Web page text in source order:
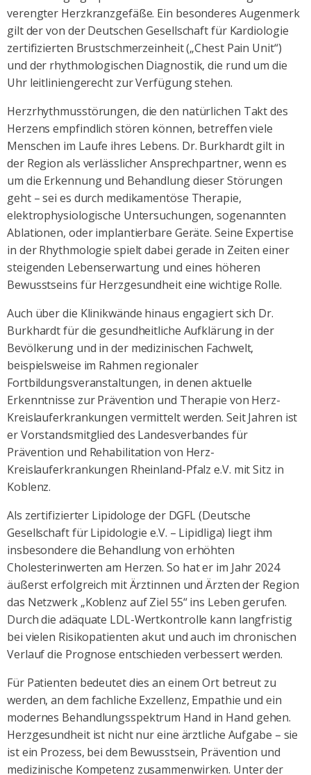
verengter Herzkranzgefäße. Ein besonderes Augenmerk
gilt der von der Deutschen Gesellschaft für Kardiologie
zertifizierten Brustschmerzeinheit („Chest Pain Unit“)
und der rhythmologischen Diagnostik, die rund um die
Uhr leitliniengerecht zur Verfügung stehen.
Herzrhythmusstörungen, die den natürlichen Takt des
Herzens empfindlich stören können, betreffen viele
Menschen im Laufe ihres Lebens. Dr. Burkhardt gilt in
der Region als verlässlicher Ansprechpartner, wenn es
um die Erkennung und Behandlung dieser Störungen
geht – sei es durch medikamentöse Therapie,
elektrophysiologische Untersuchungen, sogenannten
Ablationen, oder implantierbare Geräte. Seine Expertise
in der Rhythmologie spielt dabei gerade in Zeiten einer
steigenden Lebenserwartung und eines höheren
Bewusstseins für Herzgesundheit eine wichtige Rolle.
Auch über die Klinikwände hinaus engagiert sich Dr.
Burkhardt für die gesundheitliche Aufklärung in der
Bevölkerung und in der medizinischen Fachwelt,
beispielsweise im Rahmen regionaler
Fortbildungsveranstaltungen, in denen aktuelle
Erkenntnisse zur Prävention und Therapie von Herz-
Kreislauferkrankungen vermittelt werden. Seit Jahren ist
er Vorstandsmitglied des Landesverbandes für
Prävention und Rehabilitation von Herz-
Kreislauferkrankungen Rheinland-Pfalz e.V. mit Sitz in
Koblenz.
Als zertifizierter Lipidologe der DGFL (Deutsche
Gesellschaft für Lipidologie e.V. – Lipidliga) liegt ihm
insbesondere die Behandlung von erhöhten
Cholesterinwerten am Herzen. So hat er im Jahr 2024
äußerst erfolgreich mit Ärztinnen und Ärzten der Region
das Netzwerk „Koblenz auf Ziel 55“ ins Leben gerufen.
Durch die adäquate LDL-Wertkontrolle kann langfristig
bei vielen Risikopatienten akut und auch im chronischen
Verlauf die Prognose entschieden verbessert werden.
Für Patienten bedeutet dies an einem Ort betreut zu
werden, an dem fachliche Exzellenz, Empathie und ein
modernes Behandlungsspektrum Hand in Hand gehen.
Herzgesundheit ist nicht nur eine ärztliche Aufgabe – sie
ist ein Prozess, bei dem Bewusstsein, Prävention und
medizinische Kompetenz zusammenwirken. Unter der